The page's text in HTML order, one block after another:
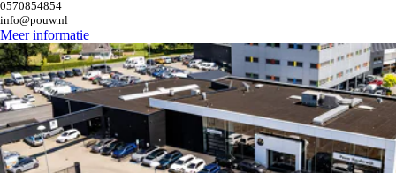
0570854854
info@pouw.nl
Meer informatie